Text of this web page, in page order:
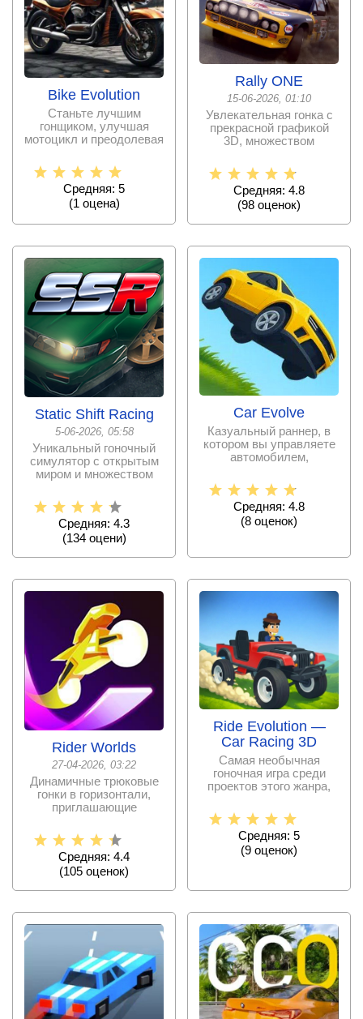
Bike Evolution
Станьте лучшим
гонщиком, улучшая
мотоцикл и преодолевая
получения
Средняя: 5
(1оценa)
Rally ONE
15-06-2026, 01:10
Увлекательная гонка с
прекрасной графикой
3D, множеством
Средняя: 4.8
(98 оценок)
Static Shift Racing
5-06-2026, 05:58
Уникальный гоночный
симулятор с открытым
миром и множеством
Средняя: 4.3
(134оцени)
Car Evolve
Казуальный раннер, в
котором вы управляете
автомобилем,
улучшаете
Средняя: 4.8
(8 оценок)
Rider Worlds
27-04-2026, 03:22
Динамичные трюковые
гонки в горизонтали,
приглашающие
футуристичных
Средняя: 4.4
(105 оценок)
Ride Evolution ―
Car Racing 3D
Самая необычная
гоночная игра среди
проектов этого жанра,
момент
Средняя: 5
(9 оценок)